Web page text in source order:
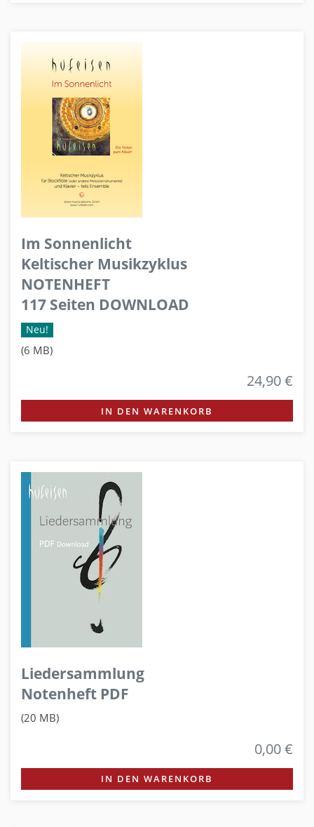
Im Sonnenlicht
Keltischer Musikzyklus
NOTENHEFT
117 Seiten DOWNLOAD
Neu!
(6 MB)
24,90 €
IN DEN WARENKORB
Liedersammlung
Notenheft PDF
(20 MB)
0,00 €
IN DEN WARENKORB